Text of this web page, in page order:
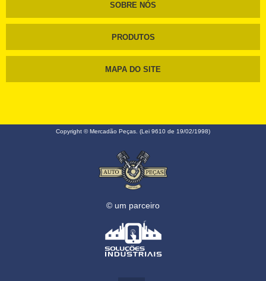
SOBRE NÓS
PRODUTOS
MAPA DO SITE
Copyright © Mercadão Peças. (Lei 9610 de 19/02/1998)
© um parceiro